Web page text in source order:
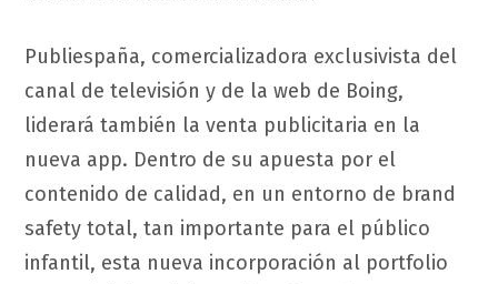
Publiespaña, comercializadora exclusivista del
canal de televisión y de la web de Boing,
liderará también la venta publicitaria en la
nueva app. Dentro de su apuesta por el
contenido de calidad, en un entorno de brand
safety total, tan importante para el público
infantil, esta nueva incorporación al portfolio